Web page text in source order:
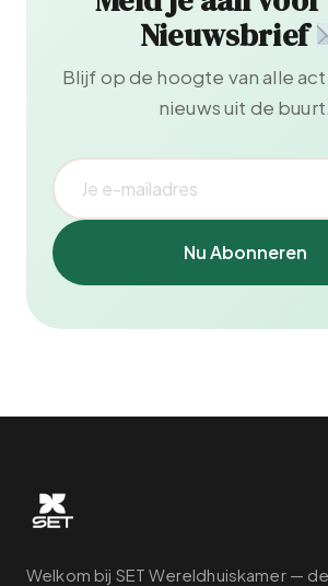
Nieuwsbrief
Blijf op de hoogte van alle
nieuws uit de buurt.
Nu Abonneren
Welkom bij SET Wereldhuiskamer — de